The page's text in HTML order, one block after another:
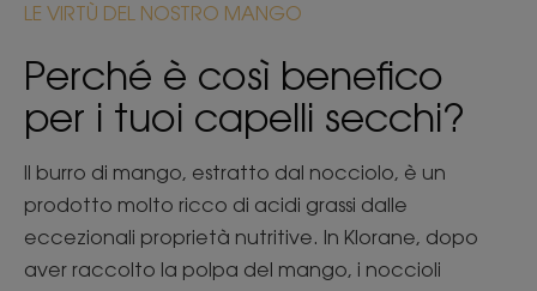
LE VIRTÙ DEL NOSTRO MANGO
Perché è così benefico
per i tuoi capelli secchi?
Il burro di mango, estratto dal nocciolo, è un
prodotto molto ricco di acidi grassi dalle
eccezionali proprietà nutritive. In Klorane, dopo
aver raccolto la polpa del mango, i noccioli